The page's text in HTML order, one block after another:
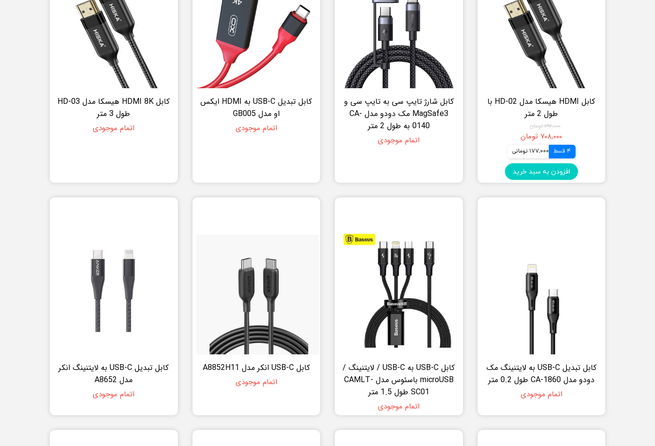
کابل HDMI هیسکا مدل HD-02 با
طول 2 متر
۷۹۲,۰۰۰ تومان
۷۰۸,۰۰۰ تومان
4 قسط 177,000 تومانی
افزودن به سبد خرید
کابل شارژ تایپ سی به تایپ سی و
MagSafe3 مک دودو مدل CA-
0140 به طول 2 متر
اتمام موجودی
کابل تبدیل USB-C به HDMI ایکس
او مدل GB005
اتمام موجودی
کابل HDMI 8K هیسکا مدل HD-03
طول 3 متر
اتمام موجودی
کابل تبدیل USB-C به لایتنینگ مک
دودو مدل CA-1860 طول 0.2 متر
اتمام موجودی
کابل USB-C به USB-C / لایتنینگ /
microUSB باسئوس مدل CAMLT-
SC01 طول 1.5 متر
اتمام موجودی
کابل USB-C انکر مدل A8852H11
اتمام موجودی
کابل تبدیل USB-C به لایتنینگ انکر
مدل A8652
اتمام موجودی